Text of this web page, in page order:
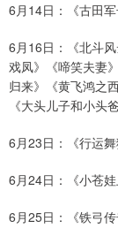
6月14日：《古田
6月16日：《北斗
戏凤》《啼笑夫妻
归来》《黄飞鸿之
《大头儿子和小头
6月23日：《行运舞
6月24日：《小苍
6月25日：《铁弓